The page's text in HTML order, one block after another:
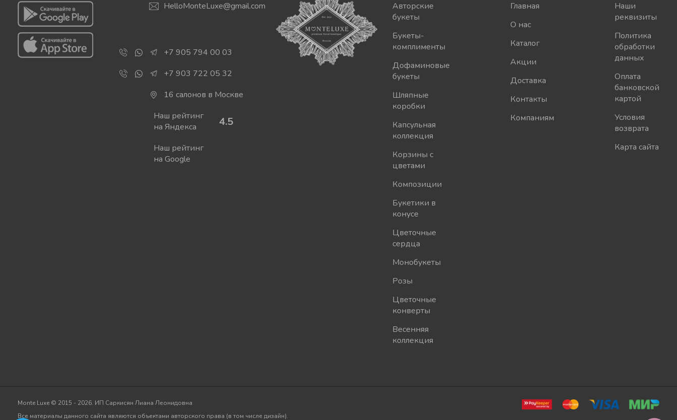
HelloMonteLuxe@gmail.com
+7 905 794 00 03
+7 903 722 05 32
16 салонов в Москве
Наш рейтинг
на Яндекса
4.5
Наш рейтинг
на Google
Авторские
букеты
Букеты-
комплименты
Дофаминовые
букеты
Шляпные
коробки
Капсульная
коллекция
Корзины с
цветами
Композиции
Букетики в
конусе
Цветочные
сердца
Монобукеты
Розы
Цветочные
конверты
Весенняя
коллекция
Главная
О нас
Каталог
Акции
Доставка
Контакты
Компаниям
Наши
реквизиты
Политика
обработки
данных
Оплата
банковской
картой
Условия
возврата
Карта сайта
Monte Luxe © 2015 - 2026. ИП Саркисян Лиана Леонидовна
Все материалы данного сайта являются объектами авторского права (в том числе дизайн).